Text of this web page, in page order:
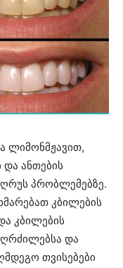
ლიმონმჟავით,
ანთების
პრობლემებზე.
კბილების
კბილების
და
თვისებები